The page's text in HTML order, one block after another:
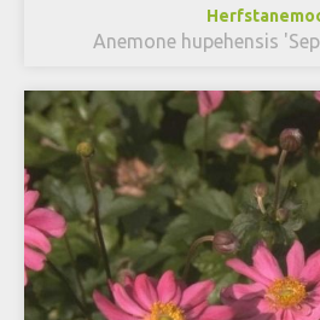
Anemone hupehensis